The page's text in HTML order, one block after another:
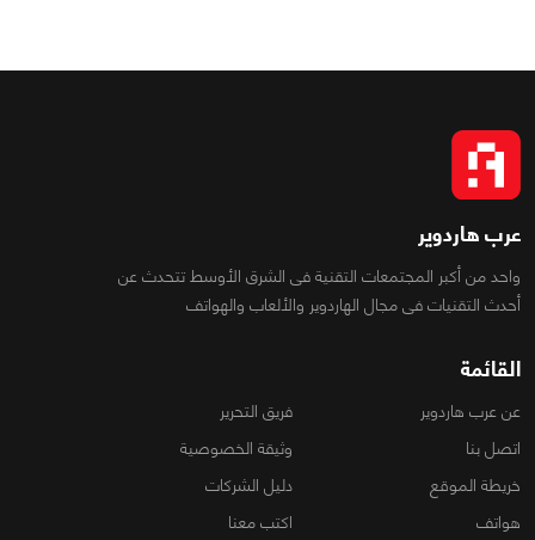
عرب هاردوير
واحد من أكبر المجتمعات التقنية فى الشرق الأوسط تتحدث عن
أحدث التقنيات فى مجال الهاردوير والألعاب والهواتف
القائمة
عن عرب هاردوير
فريق التحرير
اتصل بنا
وثيقة الخصوصية
خريطة الموقع
دليل الشركات
هواتف
اكتب معنا